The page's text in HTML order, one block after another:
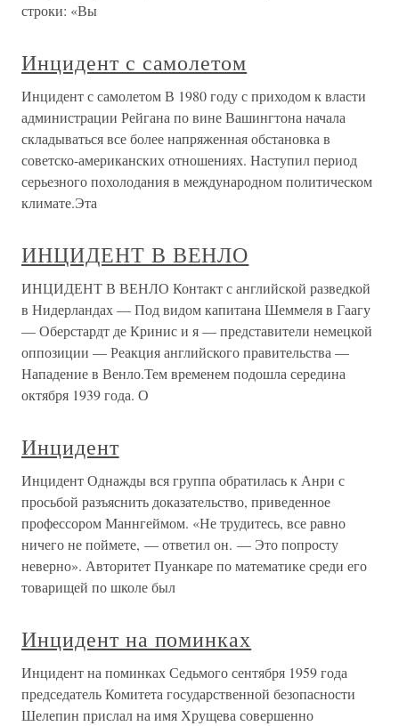
строки: «Вы
Инцидент с самолетом
Инцидент с самолетом В 1980 году с приходом к власти
администрации Рейгана по вине Вашингтона начала
складываться все более напряженная обстановка в
советско-американских отношениях. Наступил период
серьезного похолодания в международном политическом
климате.Эта
ИНЦИДЕНТ В ВЕНЛО
ИНЦИДЕНТ В ВЕНЛО Контакт с английской разведкой
в Нидерландах — Под видом капитана Шеммеля в Гаагу
— Оберстардт де Кринис и я — представители немецкой
оппозиции — Реакция английского правительства —
Нападение в Венло.Тем временем подошла середина
октября 1939 года. О
Инцидент
Инцидент Однажды вся группа обратилась к Анри с
просьбой разъяснить доказательство, приведенное
профессором Маннгеймом. «Не трудитесь, все равно
ничего не поймете, — ответил он. — Это попросту
неверно». Авторитет Пуанкаре по математике среди его
товарищей по школе был
Инцидент на поминках
Инцидент на поминках Седьмого сентября 1959 года
председатель Комитета государственной безопасности
Шелепин прислал на имя Хрущева совершенно